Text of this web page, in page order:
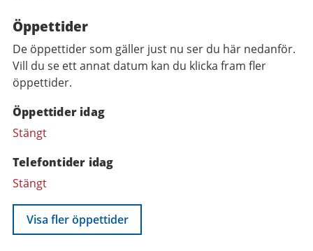
Öppettider
De öppettider som gäller just nu ser du här nedanför.
Vill du se ett annat datum kan du klicka fram fler
öppettider.
Öppettider idag
Stängt
Telefontider idag
Stängt
Visa fler öppettider